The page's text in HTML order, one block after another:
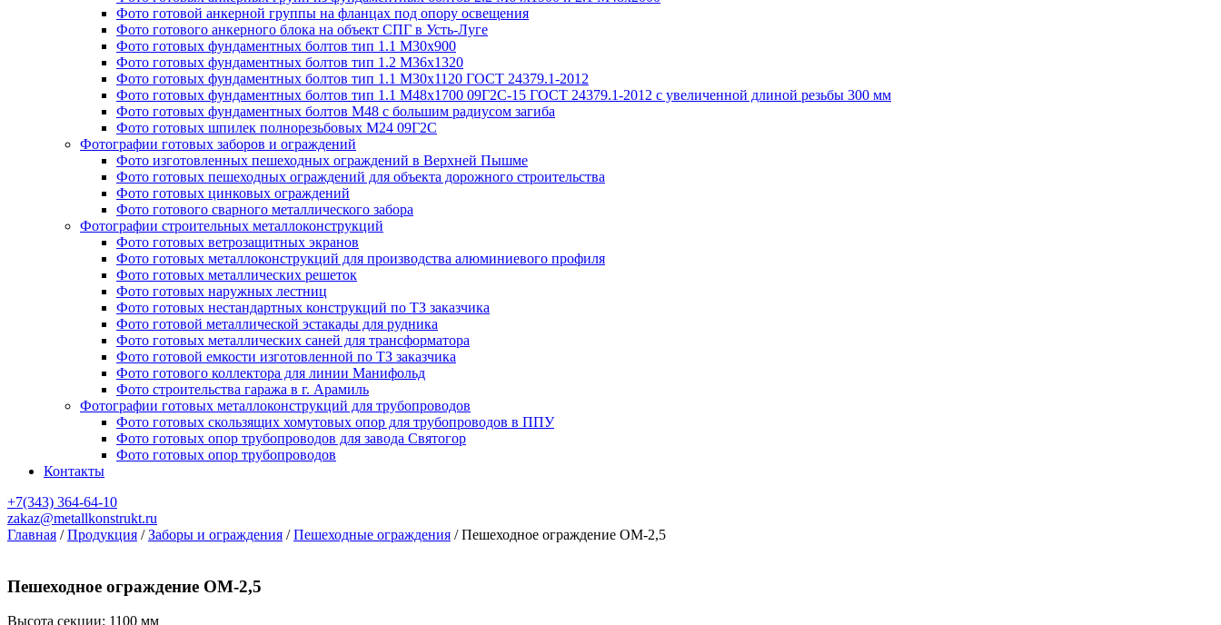
Фото готовой анкерной группы на фланцах под опору освещения
Фото готового анкерного блока на объект СПГ в Усть-Луге
Фото готовых фундаментных болтов тип 1.1 М30х900
Фото готовых фундаментных болтов тип 1.2 М36х1320
Фото готовых фундаментных болтов тип 1.1 М30х1120 ГОСТ 24379.1-2012
Фото готовых фундаментных болтов тип 1.1 М48х1700 09Г2С-15 ГОСТ 24379.1-2012 с увеличенной длиной резьбы 300 мм
Фото готовых фундаментных болтов М48 с большим радиусом загиба
Фото готовых шпилек полнорезьбовых М24 09Г2С
Фотографии готовых заборов и ограждений
Фото изготовленных пешеходных ограждений в Верхней Пышме
Фото готовых пешеходных ограждений для объекта дорожного строительства
Фото готовых цинковых ограждений
Фото готового сварного металлического забора
Фотографии строительных металлоконструкций
Фото готовых ветрозащитных экранов
Фото готовых металлоконструкций для производства алюминиевого профиля
Фото готовых металлических решеток
Фото готовых наружных лестниц
Фото готовых нестандартных конструкций по ТЗ заказчика
Фото готовой металлической эстакады для рудника
Фото готовых металлических саней для трансформатора
Фото готовой емкости изготовленной по ТЗ заказчика
Фото готового коллектора для линии Манифольд
Фото строительства гаража в г. Арамиль
Фотографии готовых металлоконструкций для трубопроводов
Фото готовых скользящих хомутовых опор для трубопроводов в ППУ
Фото готовых опор трубопроводов для завода Святогор
Фото готовых опор трубопроводов
Контакты
+7(343) 364-64-10
zakaz@metallkonstrukt.ru
Главная / Продукция / Заборы и ограждения / Пешеходные ограждения / Пешеходное ограждение ОМ-2,5
Пешеходное ограждение ОМ-2,5
Высота секции: 1100 мм